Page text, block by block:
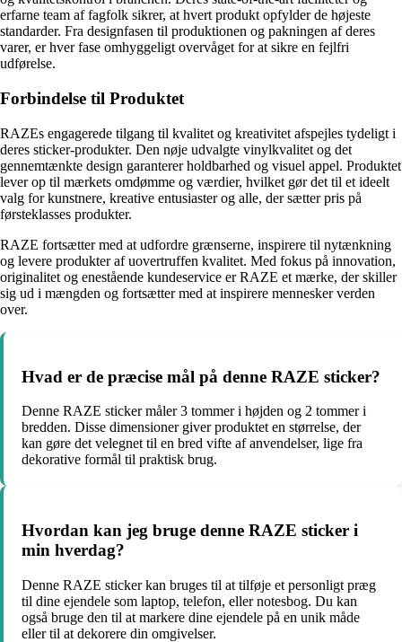
erfarne team af fagfolk sikrer, at hvert produkt opfylder de højeste
standarder. Fra designfasen til produktionen og pakningen af deres
varer, er hver fase omhyggeligt overvåget for at sikre en fejlfri
udførelse.
Forbindelse til Produktet
RAZEs engagerede tilgang til kvalitet og kreativitet afspejles tydeligt i
deres sticker-produkter. Den nøje udvalgte vinylkvalitet og det
gennemtænkte design garanterer holdbarhed og visuel appel. Produktet
lever op til mærkets omdømme og værdier, hvilket gør det til et ideelt
valg for kunstnere, kreative entusiaster og alle, der sætter pris på
førsteklasses produkter.
RAZE fortsætter med at udfordre grænserne, inspirere til nytænkning
og levere produkter af uovertruffen kvalitet. Med fokus på innovation,
originalitet og enestående kundeservice er RAZE et mærke, der skiller
sig ud i mængden og fortsætter med at inspirere mennesker verden
over.
Hvad er de præcise mål på denne RAZE sticker?
Denne RAZE sticker måler 3 tommer i højden og 2 tommer i
bredden. Disse dimensioner giver produktet en størrelse, der
kan gøre det velegnet til en bred vifte af anvendelser, lige fra
dekorative formål til praktisk brug.
Hvordan kan jeg bruge denne RAZE sticker i
min hverdag?
Denne RAZE sticker kan bruges til at tilføje et personligt præg
til dine ejendele som laptop, telefon, eller notesbog. Du kan
også bruge den til at markere dine ejendele på en unik måde
eller til at dekorere din omgivelser.